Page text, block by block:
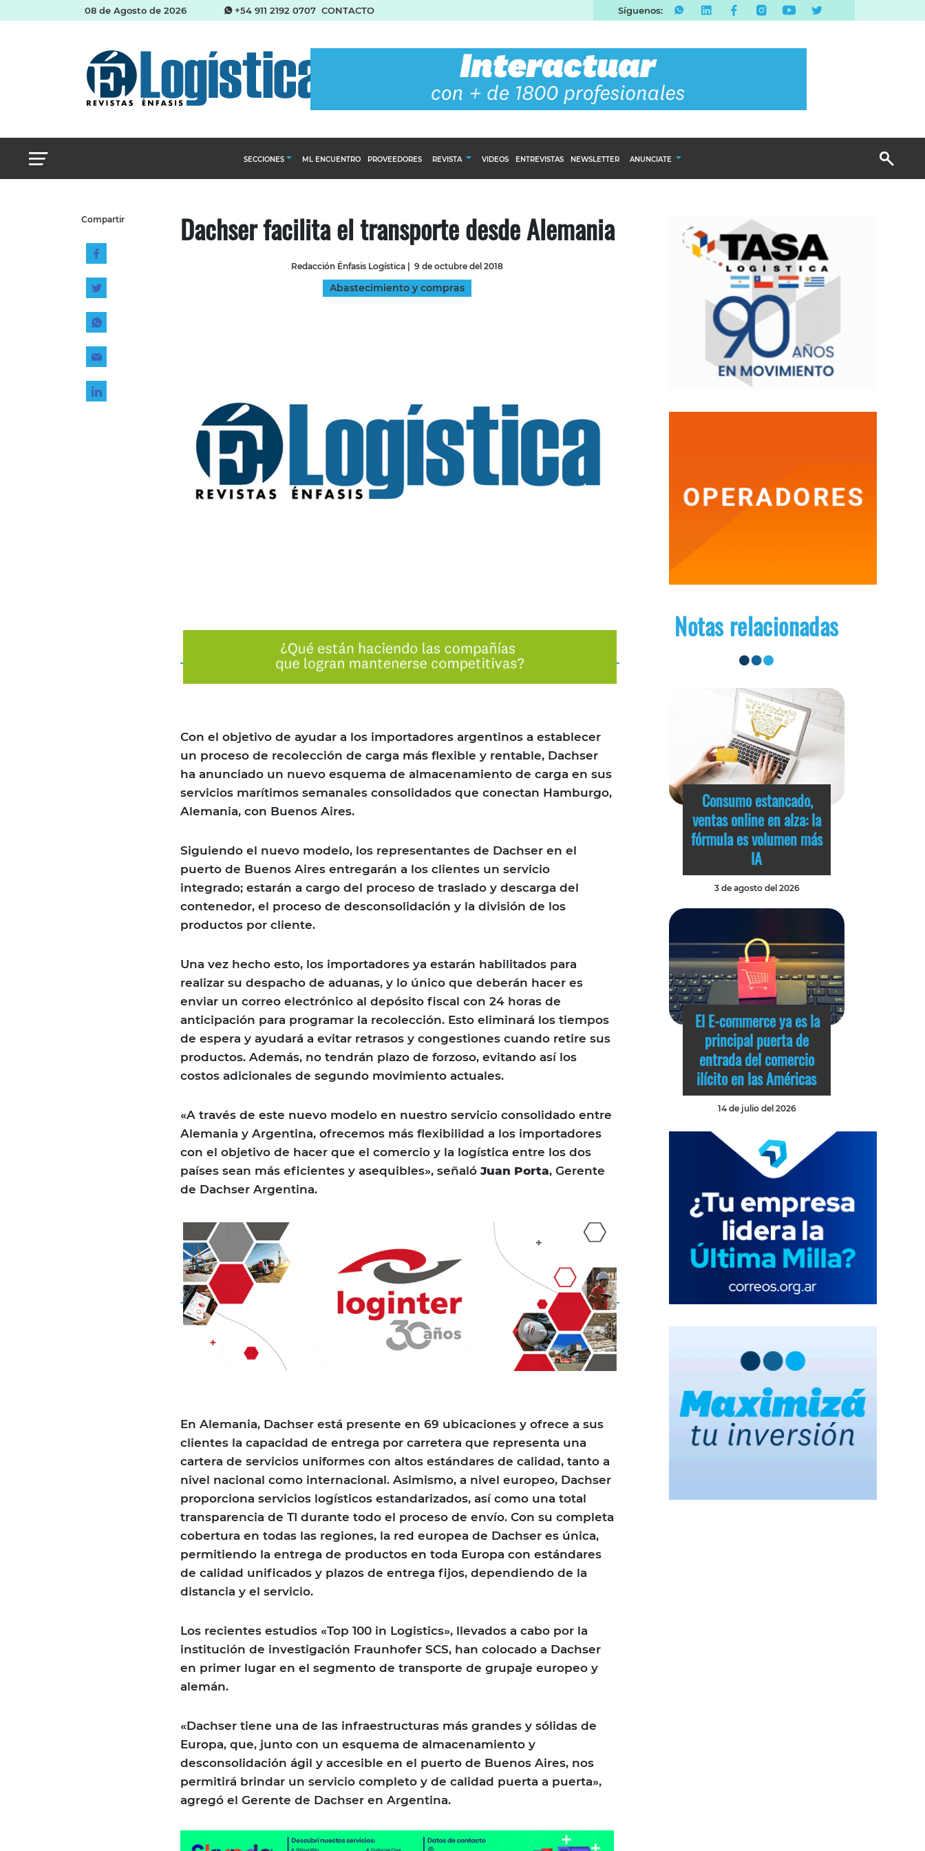
08 de Agosto de 2026 +54 911 2192 0707 CONTACTO Síguenos:
SECCIONES
Almacenes e inventarios
Logística y distribución
ML ENCUENTRO PROVEEDORES REVISTA VIDEOS ENTREVISTAS NEWSLETTER ANUNCIATE
Branded Content
Publicidad Revista
Compartir Dachser facilita el transporte desde Alemania
Redacción Énfasis Logística 9 de octubre del 2018
Abastecimiento y compras
Con el objetivo de ayudar a los importadores argentinos a establecer
un proceso de recolección de carga más flexible y rentable, Dachser
ha anunciado un nuevo esquema de almacenamiento de carga en sus
servicios marítimos semanales consolidados que conectan Hamburgo,
Alemania, con Buenos Aires.
Siguiendo el nuevo modelo, los representantes de Dachser en el
puerto de Buenos Aires entregarán a los clientes un servicio
integrado; estarán a cargo del proceso de traslado y descarga del
contenedor, el proceso de desconsolidación y la división de los
productos por cliente.
Una vez hecho esto, los importadores ya estarán habilitados para
realizar su despacho de aduanas, y lo único que deberán hacer es
enviar un correo electrónico al depósito fiscal con 24 horas de
anticipación para programar la recolección. Esto eliminará los tiempos
de espera y ayudará a evitar retrasos y congestiones cuando retire sus
productos. Además, no tendrán plazo de forzoso, evitando así los
costos adicionales de segundo movimiento actuales.
«A través de este nuevo modelo en nuestro servicio consolidado entre
Alemania y Argentina, ofrecemos más flexibilidad a los importadores
con el objetivo de hacer que el comercio y la logística entre los dos
países sean más eficientes y asequibles», señalóJuan Porta, Gerente
de Dachser Argentina.
En Alemania, Dachser está presente en 69 ubicaciones y ofrece a sus
clientes la capacidad de entrega por carretera que representa una
cartera de servicios uniformes con altos estándares de calidad, tanto a
nivel nacional como internacional. Asimismo, a nivel europeo, Dachser
proporciona servicios logísticos estandarizados, así como una total
transparencia de TI durante todo el proceso de envío. Con su completa
cobertura en todas las regiones, la red europea de Dachser es única,
permitiendo la entrega de productos en toda Europa con estándares
de calidad unificados y plazos de entrega fijos, dependiendo de la
distancia y el servicio.
Los recientes estudios «Top 100 in Logistics», llevados a cabo por la
institución de investigación Fraunhofer SCS, han colocado a Dachser
en primer lugar en el segmento de transporte de grupaje europeo y
alemán.
«Dachser tiene una de las infraestructuras más grandes y sólidas de
Europa, que, junto con un esquema de almacenamiento y
desconsolidación ágil y accesible en el puerto de Buenos Aires, nos
permitirá brindar un servicio completo y de calidad puerta a puerta»,
agregó el Gerente de Dachser en Argentina.
Notas relacionadas
Consumo estancado,
ventas online en alza: la
fórmula es volumen más
IA
3 de agosto del 2026
El E-commerce ya es la
principal puerta de
entrada del comercio
ilícito en las Américas
14 de julio del 2026